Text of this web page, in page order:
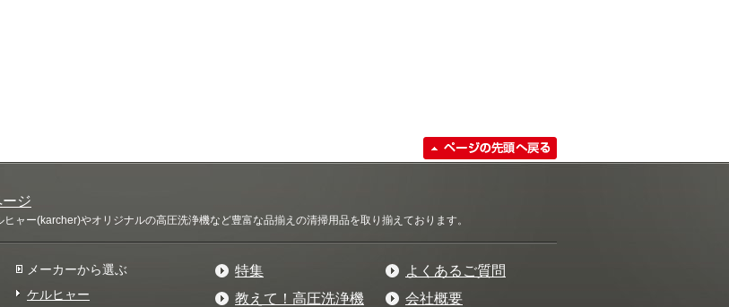
ジ
ャー(karcher)やオリジナルの高圧洗浄機など豊富な品揃えの清掃用品を取り揃えております。
メーカーから選ぶ
ケルヒャー
特集
教えて！高圧洗浄機
よくあるご質問
会社概要